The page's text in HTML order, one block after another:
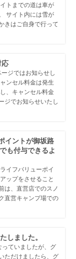
トまでの道は車が
サイト内には雪が
きはご自身で行って
応
ジではお知らせし
ンセル料金は発生
、キャンセル料金
ジでお知らせいたし
イントが御坂路
も付与できるよ
イフバリューポイ
ップをさせること
は、直営店でのスノ
直営キャンプ場での
しました。
ていましたが、グ
ただけましたら、グ